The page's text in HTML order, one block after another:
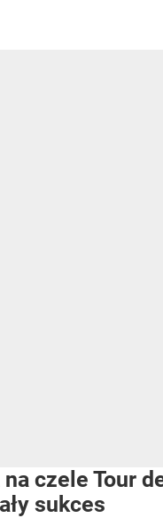
czele Tour
sukces